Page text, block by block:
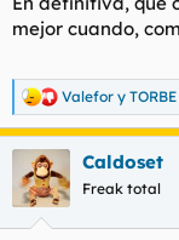
mejor cuando,
R
e
a
c
i
Valefor y TORBE
Caldoset
Freak total